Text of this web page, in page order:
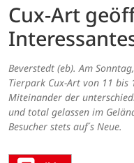
Cux-Art
Beverstedt (eb). Am
Tierpark Cux-Art von 11
Miteinander der
und total gelassen im
Besucher stets auf´s Neue.